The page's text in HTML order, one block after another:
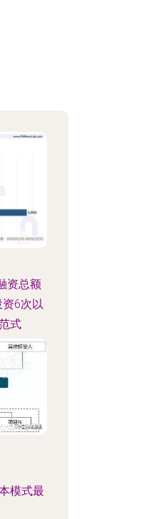
资总额
6次以
式
模式最